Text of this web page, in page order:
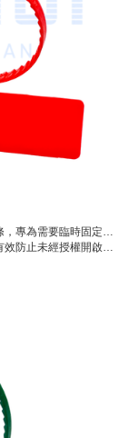
快速拆封的應用場景設計。
倉儲管理、行李封鎖、文件袋及電商出貨等用途。